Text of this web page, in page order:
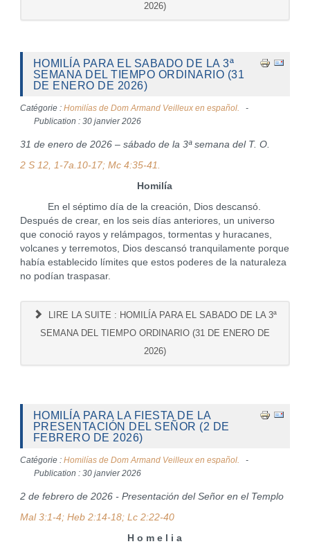
2026)
HOMILÍA PARA EL SABADO DE LA 3ª
SEMANA DEL TIEMPO ORDINARIO (31
DE ENERO DE 2026)
Catégorie : Homilías de Dom Armand Veilleux en español.
Publication : 30 janvier 2026
31 de enero de 2026 – sábado de la 3ª semana del T. O.
2 S 12, 1-7a.10-17; Mc 4:35-41.
Homilía
En el séptimo día de la creación, Dios descansó.
Después de crear, en los seis días anteriores, un universo
que conoció rayos y relámpagos, tormentas y huracanes,
volcanes y terremotos, Dios descansó tranquilamente porque
había establecido límites que estos poderes de la naturaleza
no podían traspasar.
LIRE LA SUITE : HOMILÍA PARA EL SABADO DE LA 3ª
SEMANA DEL TIEMPO ORDINARIO (31 DE ENERO DE
2026)
HOMILÍA PARA LA FIESTA DE LA
PRESENTACIÓN DEL SEÑOR (2 DE
FEBRERO DE 2026)
Catégorie : Homilías de Dom Armand Veilleux en español.
Publication : 30 janvier 2026
2 de febrero de 2026 - Presentación del Señor en el Templo
Mal 3:1-4; Heb 2:14-18; Lc 2:22-40
H o m e l i a